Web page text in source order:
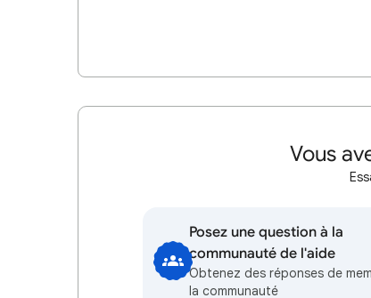
Vous
Posez une question à la
communauté de l'aide
Obtenez des réponses de
la communauté